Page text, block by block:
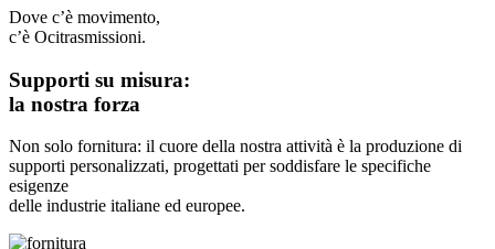
Dove c’è movimento,
c’è Ocitrasmissioni.
Supporti su misura:
la nostra forza
Non solo fornitura: il cuore della nostra attività è la produzione di
supporti personalizzati, progettati per soddisfare le specifiche
esigenze
delle industrie italiane ed europee.